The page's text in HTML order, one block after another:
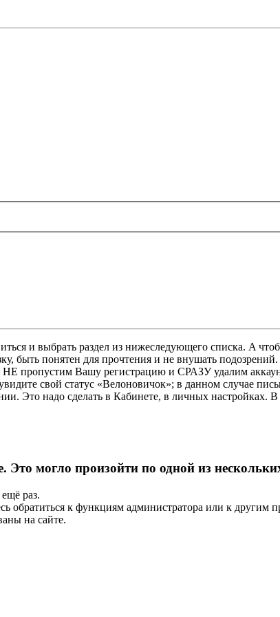
и выбрать раздел из нижеследующего списка. A
быть понятен для прочтения и не внушать
пропустим Вашу регистрацию и СРАЗУ удалим
свой статус «Велоновичок»; в данном случае
Это надо сделать в Кабинете, в личных настройках.
Это могло произойти по одной из
раз.
обратиться к функциям администратора или к
на сайте.